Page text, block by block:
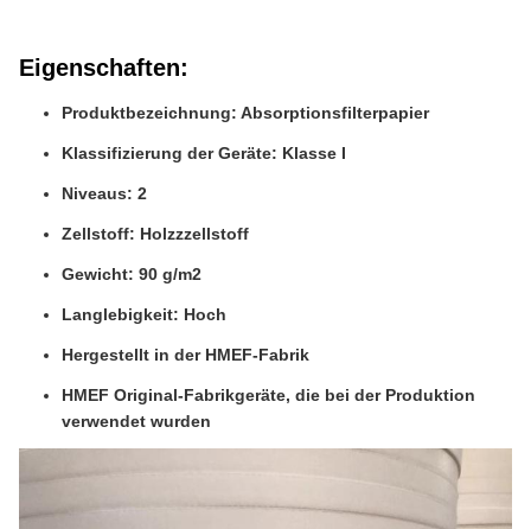
Eigenschaften:
Produktbezeichnung: Absorptionsfilterpapier
Klassifizierung der Geräte: Klasse I
Niveaus: 2
Zellstoff: Holzzzellstoff
Gewicht: 90 g/m2
Langlebigkeit: Hoch
Hergestellt in der HMEF-Fabrik
HMEF Original-Fabrikgeräte, die bei der Produktion
verwendet wurden